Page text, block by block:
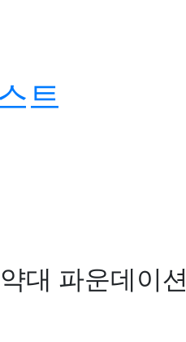
트
대 파운데이